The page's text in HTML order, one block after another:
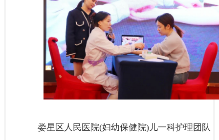
娄星区人民医院(妇幼保健院)儿一科护理团队